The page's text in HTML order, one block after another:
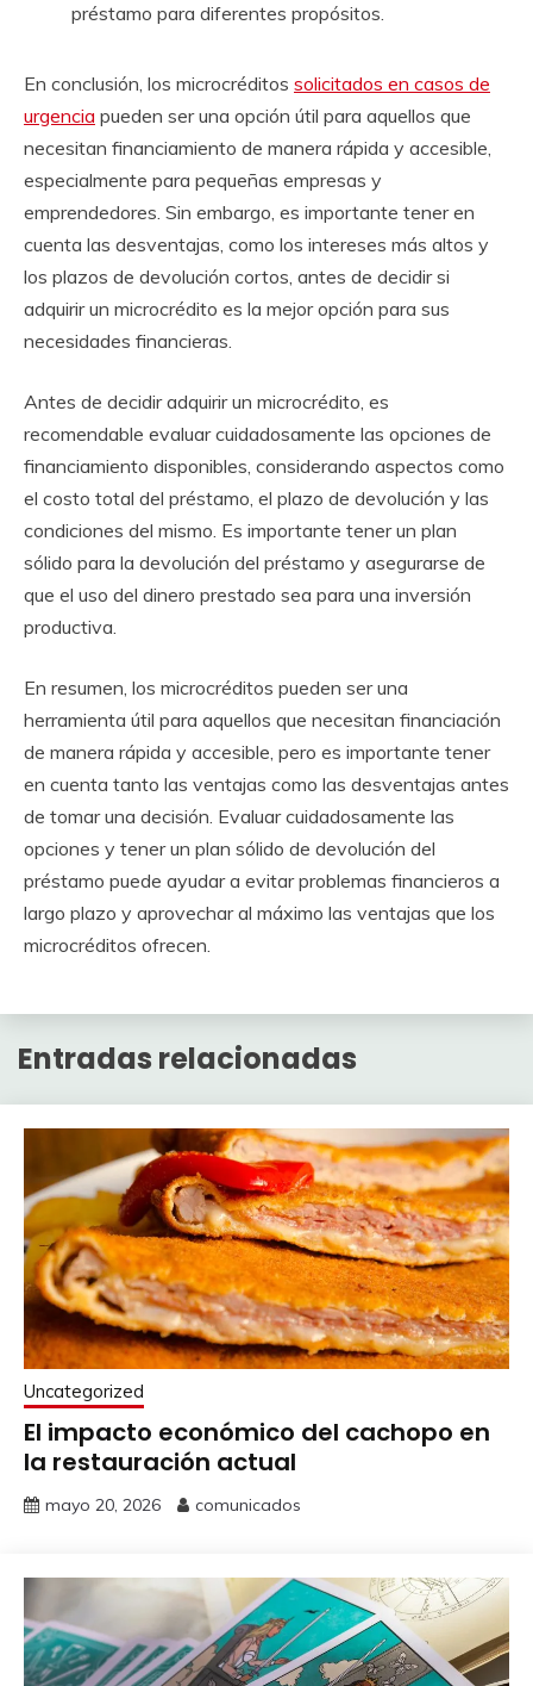
préstamo para diferentes propósitos.
En conclusión, los microcréditos solicitados en casos de
urgencia pueden ser una opción útil para aquellos que
necesitan financiamiento de manera rápida y accesible,
especialmente para pequeñas empresas y
emprendedores. Sin embargo, es importante tener en
cuenta las desventajas, como los intereses más altos y
los plazos de devolución cortos, antes de decidir si
adquirir un microcrédito es la mejor opción para sus
necesidades financieras.
Antes de decidir adquirir un microcrédito, es
recomendable evaluar cuidadosamente las opciones de
financiamiento disponibles, considerando aspectos como
el costo total del préstamo, el plazo de devolución y las
condiciones del mismo. Es importante tener un plan
sólido para la devolución del préstamo y asegurarse de
que el uso del dinero prestado sea para una inversión
productiva.
En resumen, los microcréditos pueden ser una
herramienta útil para aquellos que necesitan financiación
de manera rápida y accesible, pero es importante tener
en cuenta tanto las ventajas como las desventajas antes
de tomar una decisión. Evaluar cuidadosamente las
opciones y tener un plan sólido de devolución del
préstamo puede ayudar a evitar problemas financieros a
largo plazo y aprovechar al máximo las ventajas que los
microcréditos ofrecen.
Entradas relacionadas
Uncategorized
El impacto económico del cachopo en
la restauración actual
mayo 20, 2026 comunicados